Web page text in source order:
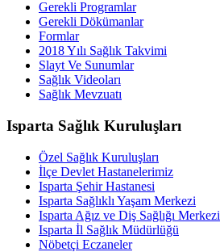
Gerekli Programlar
Gerekli Dökümanlar
Formlar
2018 Yılı Sağlık Takvimi
Slayt Ve Sunumlar
Sağlık Videoları
Sağlık Mevzuatı
Isparta Sağlık Kuruluşları
Özel Sağlık Kuruluşları
İlçe Devlet Hastanelerimiz
Isparta Şehir Hastanesi
Isparta Sağlıklı Yaşam Merkezi
Isparta Ağız ve Diş Sağlığı Merkezi
Isparta İl Sağlık Müdürlüğü
Nöbetçi Eczaneler